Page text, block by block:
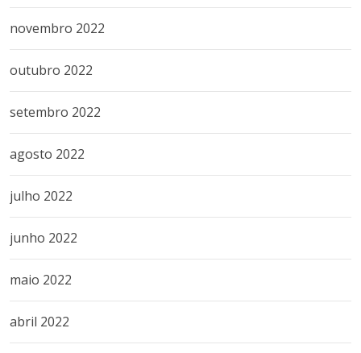
novembro 2022
outubro 2022
setembro 2022
agosto 2022
julho 2022
junho 2022
maio 2022
abril 2022